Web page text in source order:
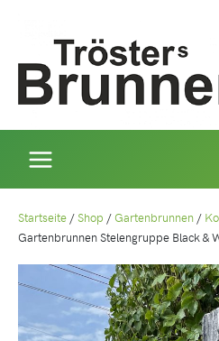
Startseite /Shop /Gartenbrunnen /
Gartenbrunnen Stelengruppe Black &